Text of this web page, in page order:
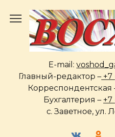
содержанию
E-mail:
Главный-редактор – +7
Корреспондентская
Бухгалтерия – +7
с. Заветное, ул.